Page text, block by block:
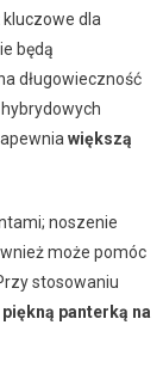
dla
będą
długowieczność
większą
noszenie
może pomóc
stosowaniu
panterką na